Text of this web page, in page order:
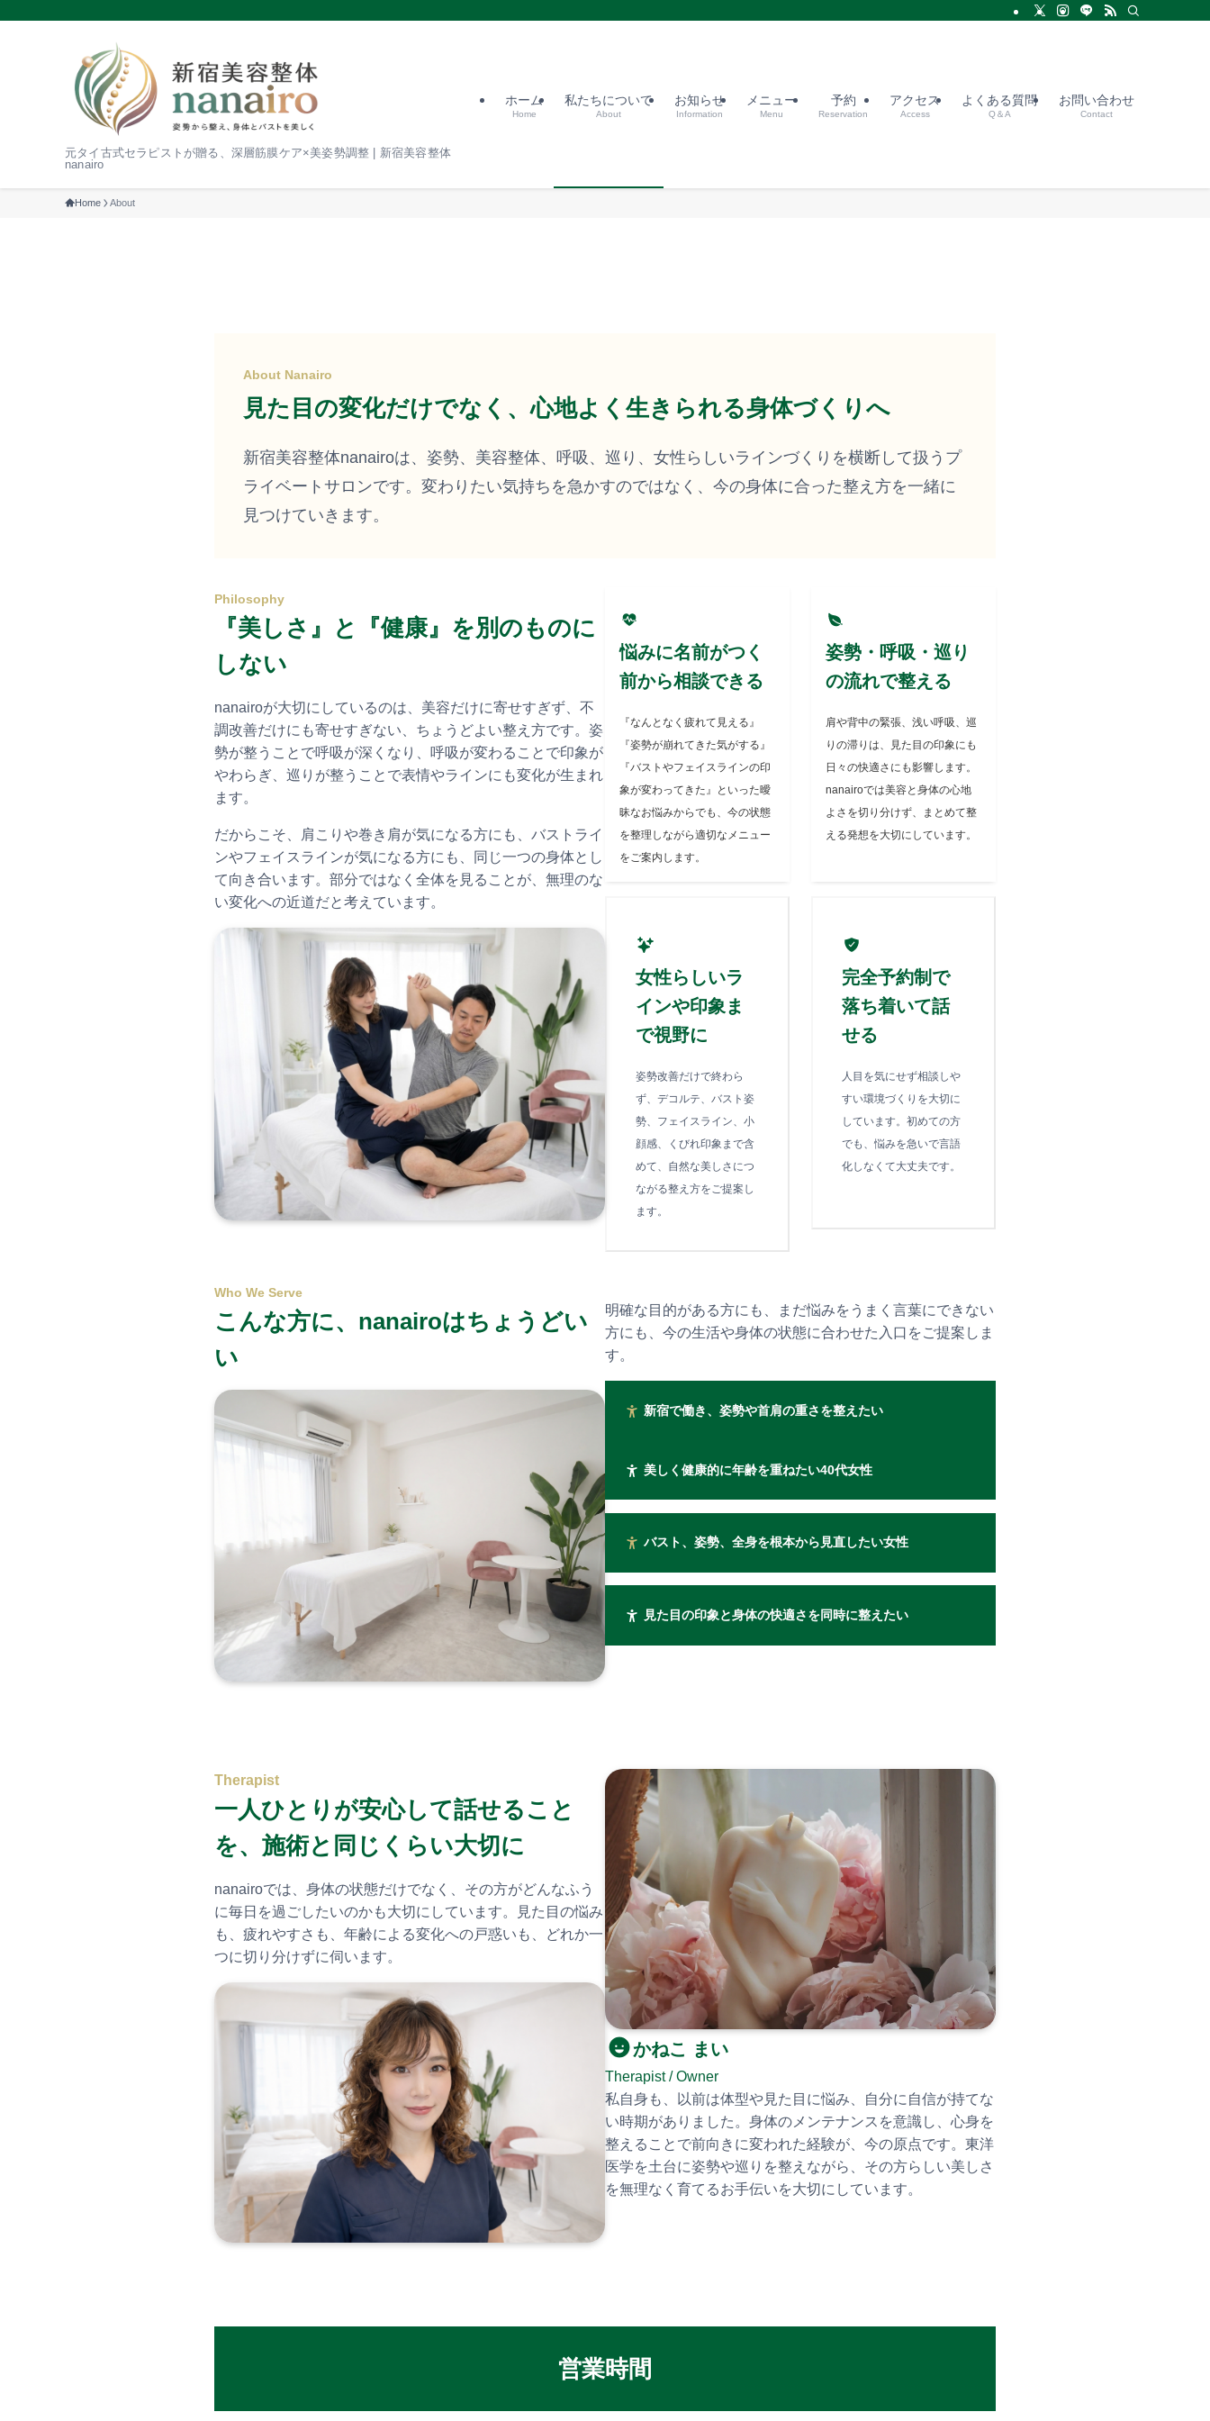
元タイ古式セラピストが贈る、深層筋膜ケア×美姿勢調整 | 新宿美容整体
nanairo
ホーム
Home
私たちについて
About
お知らせ
Information
メニュー
Menu
予約
Reservation
アクセス
Access
よくある質問
Q＆A
お問い合わせ
Contact
Home About
About Nanairo
見た目の変化だけでなく、心地よく生きられる身体づくりへ
新宿美容整体nanairoは、姿勢、美容整体、呼吸、巡り、女性らしいラインづくりを横断して扱うプ
ライベートサロンです。変わりたい気持ちを急かすのではなく、今の身体に合った整え方を一緒に
見つけていきます。
Philosophy
『美しさ』と『健康』を別のものに
しない
nanairoが大切にしているのは、美容だけに寄せすぎず、不
調改善だけにも寄せすぎない、ちょうどよい整え方です。姿
勢が整うことで呼吸が深くなり、呼吸が変わることで印象が
やわらぎ、巡りが整うことで表情やラインにも変化が生まれ
ます。
だからこそ、肩こりや巻き肩が気になる方にも、バストライ
ンやフェイスラインが気になる方にも、同じ一つの身体とし
て向き合います。部分ではなく全体を見ることが、無理のな
い変化への近道だと考えています。
悩みに名前がつく
前から相談できる
『なんとなく疲れて見える』
『姿勢が崩れてきた気がする』
『バストやフェイスラインの印
象が変わってきた』といった曖
昧なお悩みからでも、今の状態
を整理しながら適切なメニュー
をご案内します。
姿勢・呼吸・巡り
の流れで整える
肩や背中の緊張、浅い呼吸、巡
りの滞りは、見た目の印象にも
日々の快適さにも影響します。
nanairoでは美容と身体の心地
よさを切り分けず、まとめて整
える発想を大切にしています。
女性らしいラ
インや印象ま
で視野に
姿勢改善だけで終わら
ず、デコルテ、バスト姿
勢、フェイスライン、小
顔感、くびれ印象まで含
めて、自然な美しさにつ
ながる整え方をご提案し
ます。
完全予約制で
落ち着いて話
せる
人目を気にせず相談しや
すい環境づくりを大切に
しています。初めての方
でも、悩みを急いで言語
化しなくて大丈夫です。
Who We Serve
こんな方に、nanairoはちょうどい
い
明確な目的がある方にも、まだ悩みをうまく言葉にできない
方にも、今の生活や身体の状態に合わせた入口をご提案しま
す。
新宿で働き、姿勢や首肩の重さを整えたい
美しく健康的に年齢を重ねたい40代女性
バスト、姿勢、全身を根本から見直したい女性
見た目の印象と身体の快適さを同時に整えたい
Therapist
一人ひとりが安心して話せること
を、施術と同じくらい大切に
nanairoでは、身体の状態だけでなく、その方がどんなふう
に毎日を過ごしたいのかも大切にしています。見た目の悩み
も、疲れやすさも、年齢による変化への戸惑いも、どれか一
つに切り分けずに伺います。
かねこ まい
Therapist / Owner
私自身も、以前は体型や見た目に悩み、自分に自信が持てな
い時期がありました。身体のメンテナンスを意識し、心身を
整えることで前向きに変われた経験が、今の原点です。東洋
医学を土台に姿勢や巡りを整えながら、その方らしい美しさ
を無理なく育てるお手伝いを大切にしています。
営業時間